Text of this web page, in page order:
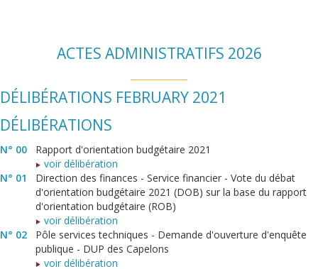
ACTES ADMINISTRATIFS 2026
DÉLIBÉRATIONS FEBRUARY 2021
DÉLIBÉRATIONS
N° 00
Rapport d'orientation budgétaire 2021
voir délibération
N° 01
Direction des finances - Service financier - Vote du débat
d'orientation budgétaire 2021 (DOB) sur la base du rapport
d'orientation budgétaire (ROB)
voir délibération
N° 02
Pôle services techniques - Demande d'ouverture d'enquête
publique - DUP des Capelons
voir délibération